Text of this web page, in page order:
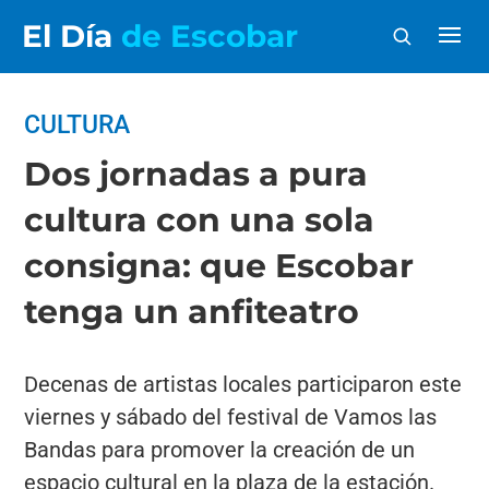
El Día de Escobar
CULTURA
Dos jornadas a pura
cultura con una sola
consigna: que Escobar
tenga un anfiteatro
Decenas de artistas locales participaron este
viernes y sábado del festival de Vamos las
Bandas para promover la creación de un
espacio cultural en la plaza de la estación.